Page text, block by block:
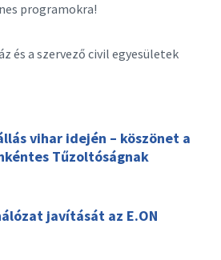
programokra!
és a szervező civil egyesületek
vihar idején – köszönet a
Tűzoltóságnak
javítását az E.ON